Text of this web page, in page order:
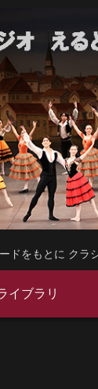
をもとに クラ
イブラリ